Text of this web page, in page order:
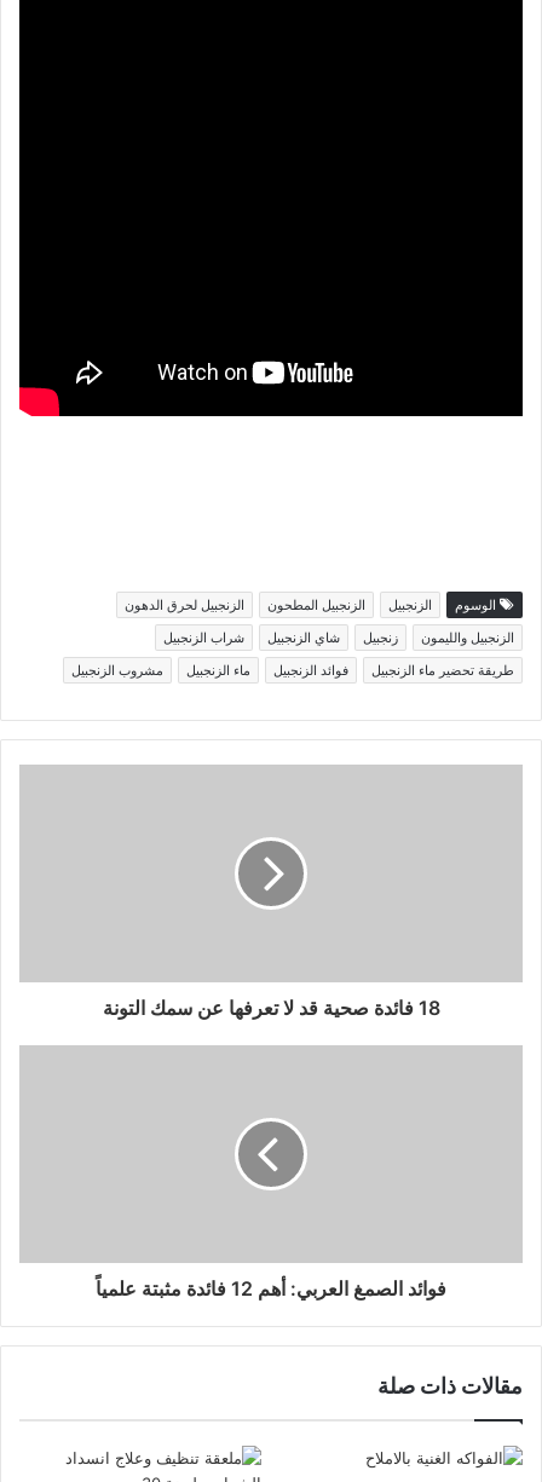
الوسوم الزنجبيل الزنجبيل المطحون
الزنجبيل لحرق الدهون
الزنجبيل والليمون
زنجبيل شاي الزنجبيل
شراب الزنجبيل
طريقة تحضير ماء الزنجبيل
فوائد الزنجبيل ماء الزنجبيل مشروب الزنجبيل
18 فائدة صحية قد لا تعرفها عن سمك التونة
فوائد الصمغ العربي: أهم 12 فائدة مثبتة علمياً
مقالات ذات صلة